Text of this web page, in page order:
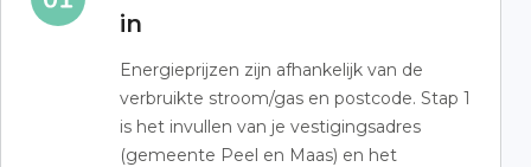
in
Energieprijzen zijn afhankelijk van de
verbruikte stroom/gas en postcode. Stap 1
is het invullen van je vestigingsadres
(gemeente Peel en Maas) en het